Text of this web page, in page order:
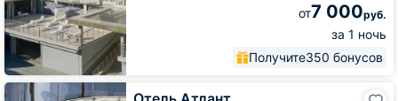
от7 000руб.
за 1 ночь
Получите350 бонусов
Отель